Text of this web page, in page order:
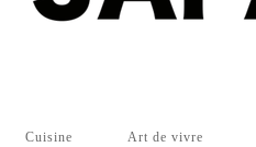
Cuisine Art de vivre